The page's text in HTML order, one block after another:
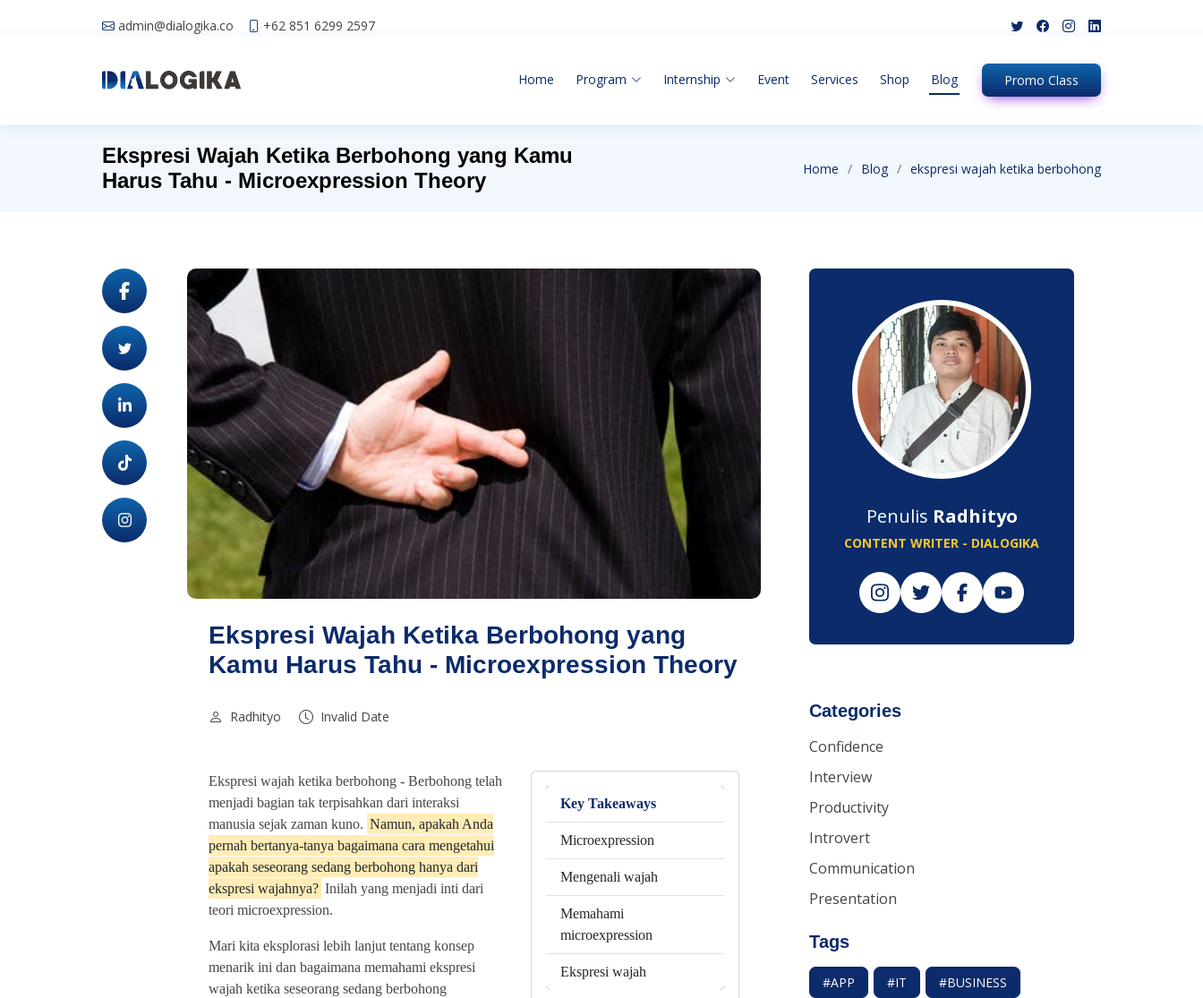
admin@dialogika.co +62 851 6299 2597
Home Program Internship Event Services Shop Blog Promo Class
Ekspresi Wajah Ketika Berbohong yang Kamu
Harus Tahu - Microexpression Theory
Home Blog ekspresi wajah ketika berbohong
Ekspresi Wajah Ketika Berbohong yang
Kamu Harus Tahu - Microexpression Theory
Radhityo Invalid Date
Ekspresi wajah ketika berbohong - Berbohong telah
menjadi bagian tak terpisahkan dari interaksi
manusia sejak zaman kuno. Namun, apakah Anda
pernah bertanya-tanya bagaimana cara mengetahui
apakah seseorang sedang berbohong hanya dari
ekspresi wajahnya? Inilah yang menjadi inti dari
teori microexpression.
Mari kita eksplorasi lebih lanjut tentang konsep
menarik ini dan bagaimana memahami ekspresi
wajah ketika seseorang sedang berbohong
Key Takeaways
Microexpression
Mengenali wajah
Memahami
microexpression
Ekspresi wajah
Penulis Radhityo
CONTENT WRITER - DIALOGIKA
Categories
Confidence
Interview
Productivity
Introvert
Communication
Presentation
Tags
#APP #IT #BUSINESS